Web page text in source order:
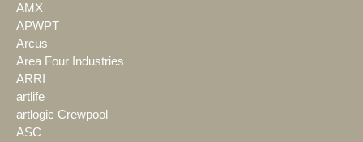
AMX
APWPT
Arcus
Area Four Industries
ARRI
artlife
artlogic Crewpool
ASC